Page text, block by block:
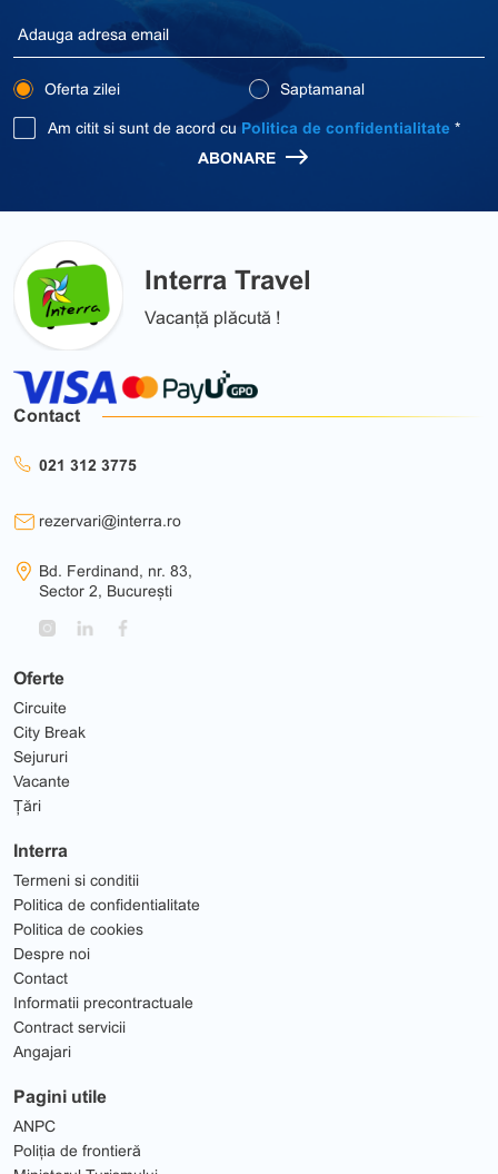
Oferta zilei Saptamanal
Am citit si sunt de acord cu Politica de confidentialitate *
ABONARE
Interra Travel
Vacanță plăcută !
Oferte
Circuite
City Break
Sejururi
Vacante
Țări
Interra
Termeni si conditii
Politica de confidentialitate
Politica de cookies
Despre noi
Contact
Informatii precontractuale
Contract servicii
Angajari
Pagini utile
ANPC
Poliția de frontieră
Contact
021 312 3775
rezervari@interra.ro
Bd. Ferdinand, nr. 83,
Sector 2, București